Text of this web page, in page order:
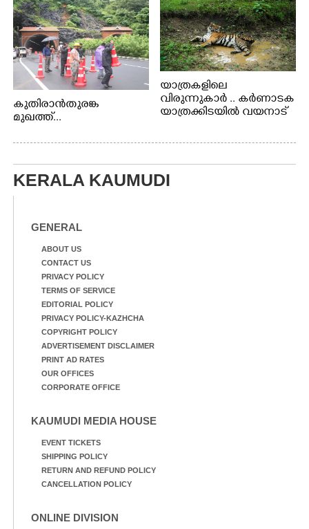
കുതിരാൻതുരങ്ക
മുഖത്ത്...
യാത്രകളിലെ
വിരുന്നുകാർ .. കർണാടക
യാത്രക്കിടയിൽ വയനാട്
KERALA KAUMUDI
GENERAL
ABOUT US
CONTACT US
PRIVACY POLICY
TERMS OF SERVICE
EDITORIAL POLICY
PRIVACY POLICY-KAZHCHA
COPYRIGHT POLICY
ADVERTISEMENT DISCLAIMER
PRINT AD RATES
OUR OFFICES
CORPORATE OFFICE
KAUMUDI MEDIA HOUSE
EVENT TICKETS
SHIPPING POLICY
RETURN AND REFUND POLICY
CANCELLATION POLICY
ONLINE DIVISION